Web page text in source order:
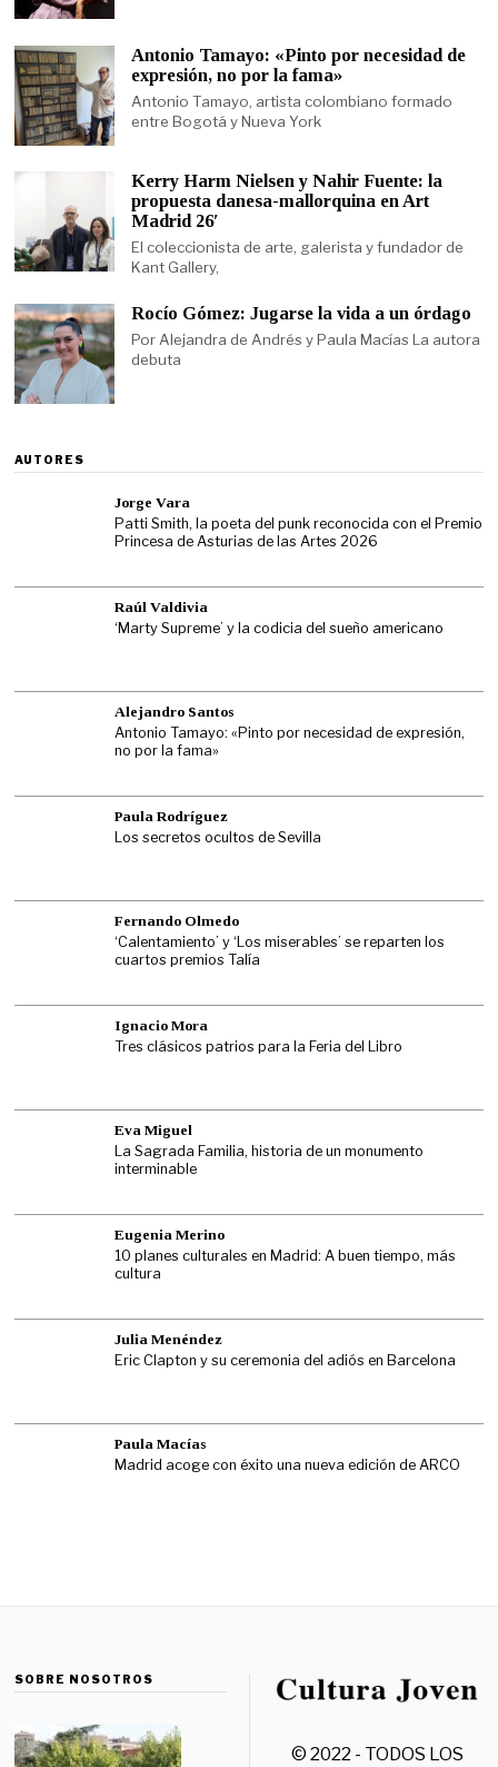
Antonio Tamayo: «Pinto por necesidad de
expresión, no por la fama»
Antonio Tamayo, artista colombiano formado
entre Bogotá y Nueva York
Kerry Harm Nielsen y Nahir Fuente: la
propuesta danesa-mallorquina en Art
Madrid 26′
El coleccionista de arte, galerista y fundador de
Kant Gallery,
Rocío Gómez: Jugarse la vida a un órdago
Por Alejandra de Andrés y Paula Macías La autora
debuta
AUTORES
Jorge Vara
Patti Smith, la poeta del punk reconocida con el Premio
Princesa de Asturias de las Artes 2026
Raúl Valdivia
‘Marty Supreme’ y la codicia del sueño americano
Alejandro Santos
Antonio Tamayo: «Pinto por necesidad de expresión,
no por la fama»
Paula Rodríguez
Los secretos ocultos de Sevilla
Fernando Olmedo
‘Calentamiento’ y ‘Los miserables’ se reparten los
cuartos premios Talía
Ignacio Mora
Tres clásicos patrios para la Feria del Libro
Eva Miguel
La Sagrada Familia, historia de un monumento
interminable
Eugenia Merino
10 planes culturales en Madrid: A buen tiempo, más
cultura
Julia Menéndez
Eric Clapton y su ceremonia del adiós en Barcelona
Paula Macías
Madrid acoge con éxito una nueva edición de ARCO
SOBRE NOSOTROS
© 2022 - TODOS LOS